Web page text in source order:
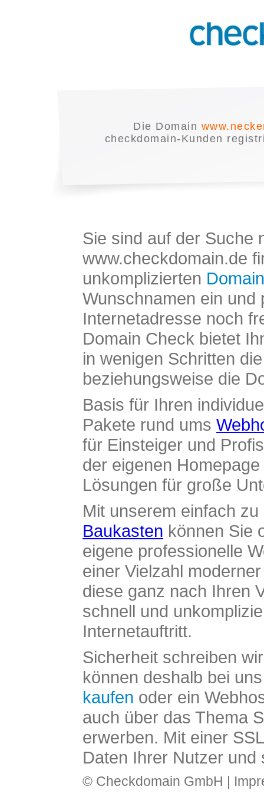
Die Domain
checkdomain-Kunden
Sie sind auf der Suche
www.checkdomain.de
unkomplizierten
Wunschnamen ein und
Internetadresse noch
Domain Check bietet
in wenigen Schritten
beziehungsweise die
Basis für Ihren
Pakete rund ums
für Einsteiger und
der eigenen
Lösungen für große
Mit unserem einfach
Baukasten können Sie
eigene professionelle
einer Vielzahl
diese ganz nach Ihren
schnell und
Internetauftritt.
Sicherheit schreiben
können deshalb bei
kaufen oder ein
auch über das Thema
erwerben. Mit einer
Daten Ihrer Nutzer und
© Checkdomain GmbH |